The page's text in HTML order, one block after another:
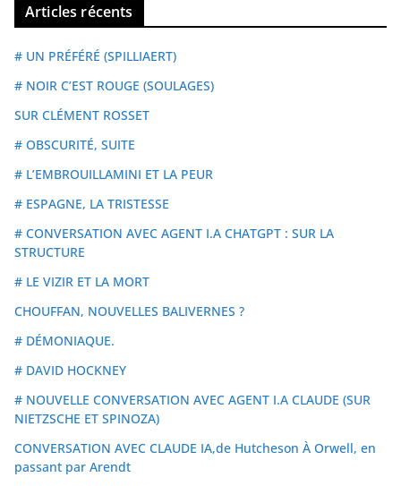
Articles récents
# UN PRÉFÉRÉ (SPILLIAERT)
# NOIR C’EST ROUGE (SOULAGES)
SUR CLÉMENT ROSSET
# OBSCURITÉ, SUITE
# L’EMBROUILLAMINI ET LA PEUR
# ESPAGNE, LA TRISTESSE
# CONVERSATION AVEC AGENT I.A CHATGPT : SUR LA
STRUCTURE
# LE VIZIR ET LA MORT
CHOUFFAN, NOUVELLES BALIVERNES ?
# DÉMONIAQUE.
# DAVID HOCKNEY
# NOUVELLE CONVERSATION AVEC AGENT I.A CLAUDE (SUR
NIETZSCHE ET SPINOZA)
CONVERSATION AVEC CLAUDE IA,de Hutcheson À Orwell, en
passant par Arendt